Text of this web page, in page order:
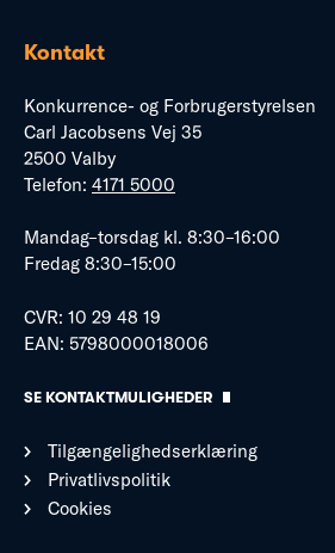
Kontakt
Konkurrence- og Forbrugerstyrelsen
Carl Jacobsens Vej 35
2500 Valby
Telefon: 4171 5000
Mandag–torsdag kl. 8:30–16:00
Fredag 8:30–15:00
CVR: 10 29 48 19
EAN: 5798000018006
SE KONTAKTMULIGHEDER
Tilgængelighedserklæring
Privatlivspolitik
Cookies